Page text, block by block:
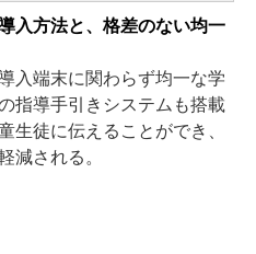
入方法と、格差のない均一
入端末に関わらず均一な学
指導手引きシステムも搭載
生徒に伝えることができ、
減される。